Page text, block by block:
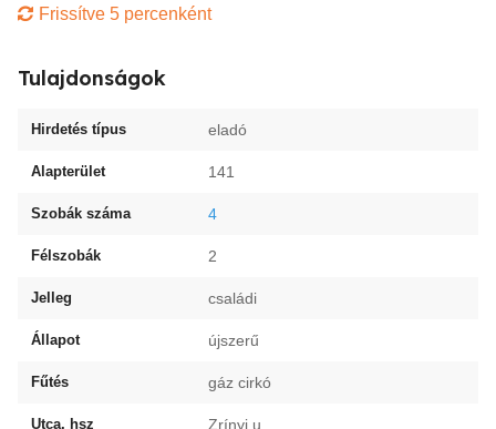
Frissítve 5 percenként
Tulajdonságok
Hirdetés típus eladó
Alapterület 141
Szobák száma 4
Félszobák 2
Jelleg családi
Állapot újszerű
Fűtés gáz cirkó
Utca, hsz Zrínyi u